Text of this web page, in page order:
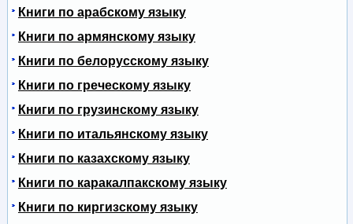
Книги по арабскому языку
Книги по армянскому языку
Книги по белорусскому языку
Книги по греческому языку
Книги по грузинскому языку
Книги по итальянскому языку
Книги по казахскому языку
Книги по каракалпакскому языку
Книги по киргизскому языку